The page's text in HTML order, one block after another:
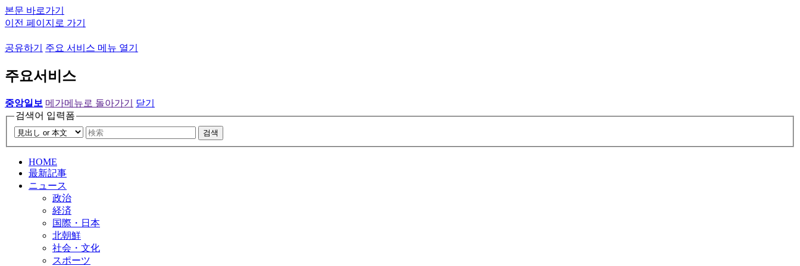
본문 바로가기
이전 페이지로 가기
공유하기 주요 서비스 메뉴 열기
주요서비스
중앙일보 메가메뉴로 돌아가기
닫기
검색어 입력폼
검색
HOME
最新記事
ニュース
政治
経済
国際・日本
北朝鮮
社会・文化
スポーツ